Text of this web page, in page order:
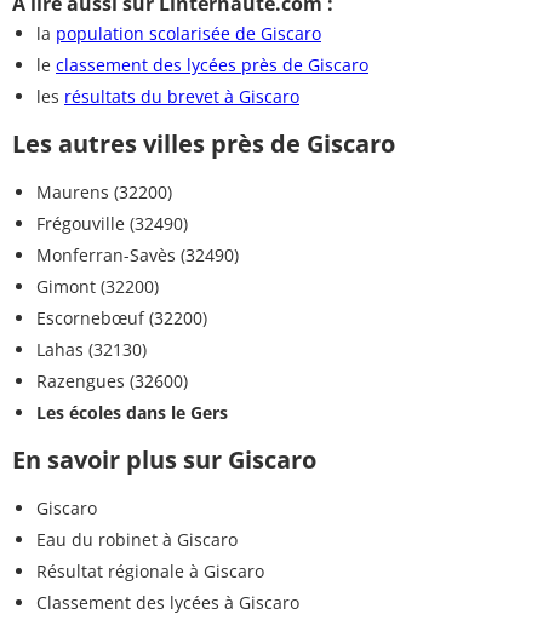
la population scolarisée de Giscaro
le classement des lycées près de Giscaro
les résultats du brevet à Giscaro
Les autres villes près de Giscaro
Maurens (32200)
Frégouville (32490)
Monferran-Savès (32490)
Gimont (32200)
Escornebœuf (32200)
Lahas (32130)
Razengues (32600)
Les écoles dans le Gers
En savoir plus sur Giscaro
Giscaro
Eau du robinet à Giscaro
Résultat régionale à Giscaro
Classement des lycées à Giscaro